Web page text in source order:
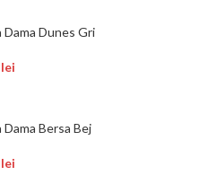
Dama Dunes Gri
lei
Bersa Bej
lei